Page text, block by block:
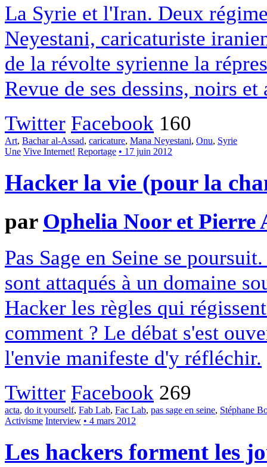
La Syrie et l'Iran. Deux
Neyestani, caricaturiste
de la révolte syrienne la
Revue de ses dessins, noirs
Twitter Facebook 160
Art, Bachar al-Assad, caricature, Mana Neyestani, Onu, Syrie
Une Vive Internet! Reportage • 17 juin 2012
Hacker la vie (pour la
par Ophelia Noor et Pierre
Pas Sage en Seine se
sont attaqués à un domaine
Hacker les règles qui
comment ? Le débat s'est
l'envie manifeste d'y réfléchir.
Twitter Facebook 269
acta, do it yourself, Fab Lab, Fac Lab, pas sage en seine, Stéphane
Activisme Interview • 4 mars 2012
Les hackers forment les